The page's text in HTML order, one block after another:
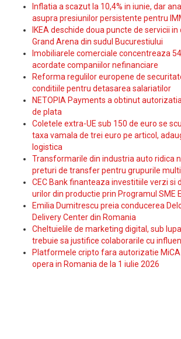
Inflatia a scazut la 10,4% in iunie, dar
asupra presiunilor persistente pentru
IKEA deschide doua puncte de servicii
Grand Arena din sudul Bucurestiului
Imobiliarele comerciale concentreaza
acordate companiilor nefinanciare
Reforma regulilor europene de
conditiile pentru detasarea salariatilor
NETOPIA Payments a obtinut
de plata
Coletele extra-UE sub 150 de euro se
taxa vamala de trei euro pe articol,
logistica
Transformarile din industria auto ridica
preturi de transfer pentru grupurile
CEC Bank finanteaza investitiile verzi si
urilor din productie prin Programul SME
Emilia Dumitrescu preia conducerea
Delivery Center din Romania
Cheltuielile de marketing digital, sub
trebuie sa justifice colaborarile cu
Platformele cripto fara autorizatie
opera in Romania de la 1 iulie 2026